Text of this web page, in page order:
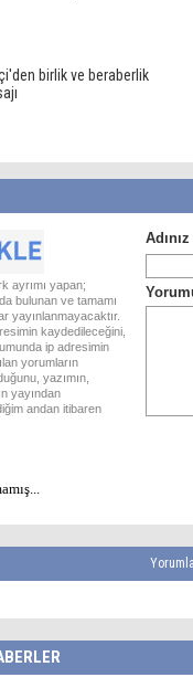
birlik ve beraberlik
ayrımı yapan;
bulunan ve tamamı
yayınlanmayacaktır.
kaydedileceğini,
ip adresimin
yorumların
yazımın,
yayından
andan itibaren